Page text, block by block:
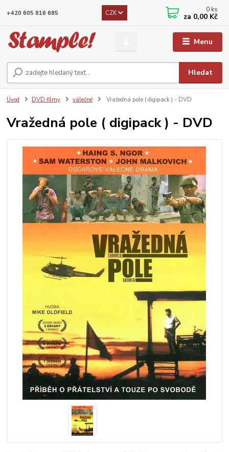
Menu
CZK
Hledat
+420 605 816 685 0 ks
za 0,00 Kč
Úvod DVD filmy válečné Vražedná pole ( digipack ) - DVD
Vražedná pole ( digipack ) - DVD